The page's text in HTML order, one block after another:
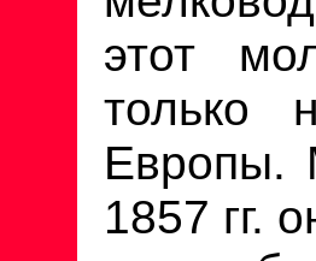
этот
только
Европы.
1857 гг.